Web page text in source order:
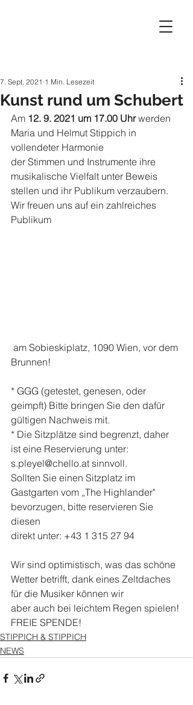
Kunst rund um Schubert
7. Sept. 2021 1 Min. Lesezeit
Am 12. 9. 2021 um 17.00 Uhr werden
Maria und Helmut Stippich in
vollendeter Harmonie
der Stimmen und Instrumente ihre
musikalische Vielfalt unter Beweis
stellen und ihr Publikum verzaubern.
Wir freuen uns auf ein zahlreiches
Publikum
Brunnen!
* GGG (getestet, genesen, oder
geimpft) Bitte bringen Sie den dafür
gültigen Nachweis mit.
* Die Sitzplätze sind begrenzt, daher
ist eine Reservierung unter:
s.pleyel@chello.at sinnvoll.
Sollten Sie einen Sitzplatz im
Gastgarten vom „The Highlander"
bevorzugen, bitte reservieren Sie
diesen
direkt unter: +43 1 315 27 94
Wir sind optimistisch, was das schöne
Wetter betrifft, dank eines Zeltdaches
für die Musiker können wir
aber auch bei leichtem Regen spielen!
FREIE SPENDE!
STIPPICH & STIPPICH
NEWS